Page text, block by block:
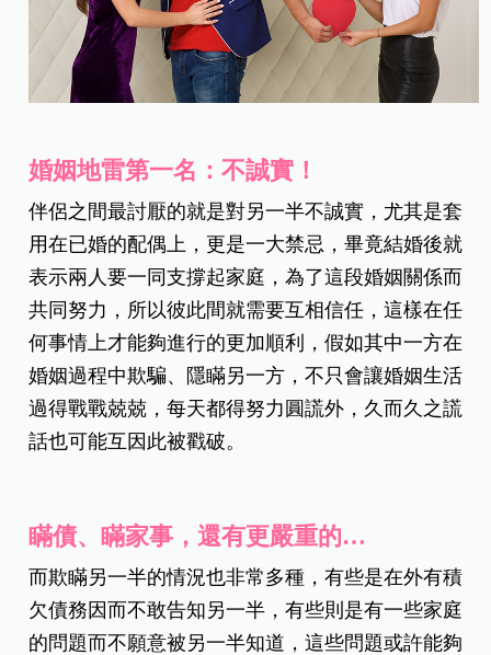
婚姻地雷第一名：不誠實！
伴侶之間最討厭的就是對另一半不誠實，尤其是套
用在已婚的配偶上，更是一大禁忌，畢竟結婚後就
表示兩人要一同支撐起家庭，為了這段婚姻關係而
共同努力，所以彼此間就需要互相信任，這樣在任
何事情上才能夠進行的更加順利，假如其中一方在
婚姻過程中欺騙、隱瞞另一方，不只會讓婚姻生活
過得戰戰兢兢，每天都得努力圓謊外，久而久之謊
話也可能互因此被戳破。
瞞債、瞞家事，還有更嚴重的…
而欺瞞另一半的情況也非常多種，有些是在外有積
欠債務因而不敢告知另一半，有些則是有一些家庭
的問題而不願意被另一半知道，這些問題或許能夠